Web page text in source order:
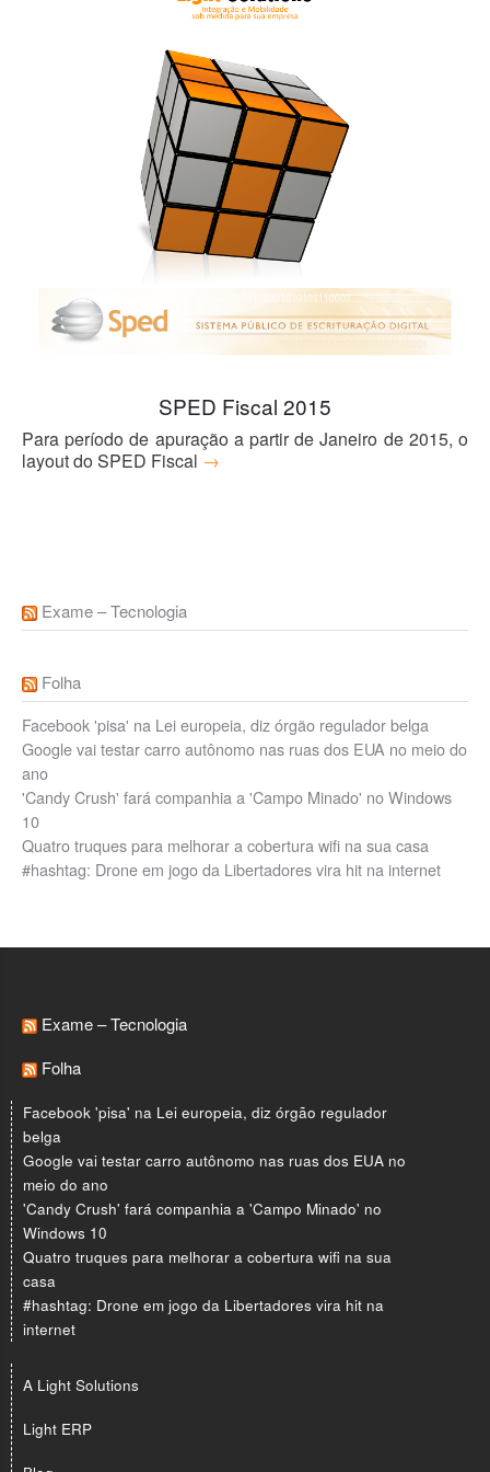
SPED Fiscal 2015
Para período de apuração a partir de Janeiro de 2015, o
layout do SPED Fiscal →
Exame – Tecnologia
Folha
Facebook 'pisa' na Lei europeia, diz órgão regulador belga
Google vai testar carro autônomo nas ruas dos EUA no meio do
ano
'Candy Crush' fará companhia a 'Campo Minado' no Windows
10
Quatro truques para melhorar a cobertura wifi na sua casa
#hashtag: Drone em jogo da Libertadores vira hit na internet
Exame – Tecnologia
Folha
Facebook 'pisa' na Lei europeia, diz órgão regulador
belga
Google vai testar carro autônomo nas ruas dos EUA no
meio do ano
'Candy Crush' fará companhia a 'Campo Minado' no
Windows 10
Quatro truques para melhorar a cobertura wifi na sua
casa
#hashtag: Drone em jogo da Libertadores vira hit na
internet
A Light Solutions
Light ERP